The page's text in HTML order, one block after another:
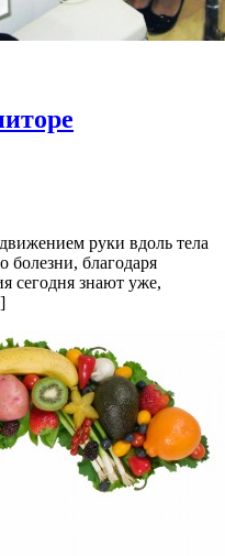
руки вдоль тела
болезни, благодаря
сегодня знают уже,